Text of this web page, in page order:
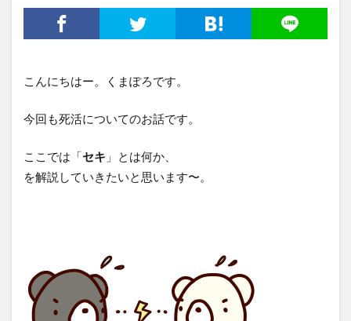
こんにちはー。くまぽろです。
今回も死活についてのお話です。
ここでは「セキ 」とは何か、
を解説していきたいと思います〜。